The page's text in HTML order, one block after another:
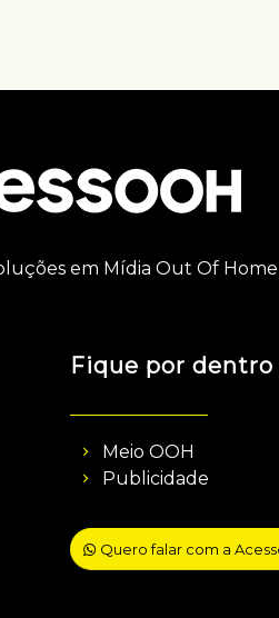
em Mídia Out Of
Fique por dentro
Meio OOH
Publicidade
Quero falar com a